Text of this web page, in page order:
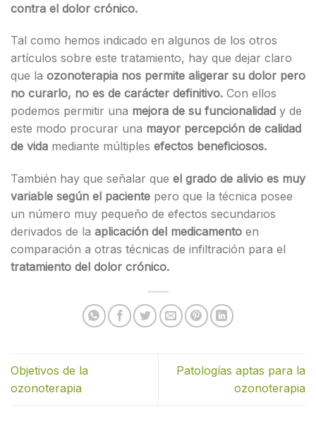
contra el dolor crónico.
Tal como hemos indicado en algunos de los otros
artículos sobre este tratamiento, hay que dejar claro
que la ozonoterapia nos permite aligerar su dolor pero
no curarlo, no es de carácter definitivo. Con ellos
podemos permitir una mejora de su funcionalidad y de
este modo procurar una mayor percepción de calidad
de vida mediante múltiples efectos beneficiosos.
También hay que señalar que el grado de alivio es muy
variable según el paciente pero que la técnica posee
un número muy pequeño de efectos secundarios
derivados de la aplicación del medicamento en
comparación a otras técnicas de infiltración para el
tratamiento del dolor crónico.
Objetivos de la
ozonoterapia
Patologías aptas para la
ozonoterapia